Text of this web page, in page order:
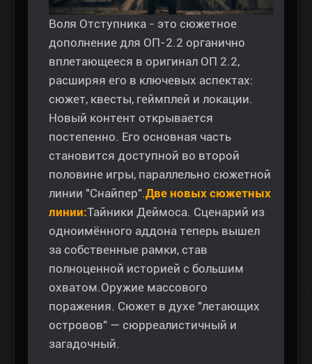
Воля Отступника - это сюжетное
дополнение для ОП-2.2 органично
вплетающееся в оригинал ОП 2.2,
расширяя его в ключевых аспектах:
сюжет, квесты, геймплей и локации.
Новый контент открывается
постепенно. Его основная часть
становится доступной во второй
половине игры, параллельно сюжетной
линии "Снайпер".Две новых сюжетных
линии:Тайники Деймоса. Сценарий из
одноимённого аддона теперь вышел
за собственные рамки, став
полноценной историей с большим
охватом.Оружие массового
поражения. Сюжет в духе "летающих
островов" — сюрреалистичный и
загадочный.